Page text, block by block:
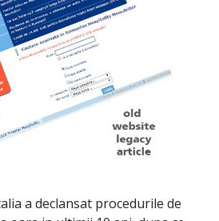
a declansat procedurile de